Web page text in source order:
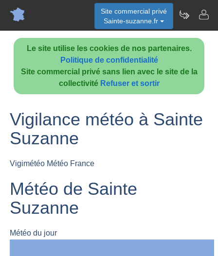
Le site utilise les cookies de nos partenaires.
Politique de confidentialité
Site commercial privé sans lien avec le site de la
collectivité Refuser et sortir
Site commercial privé
Sainte-suzanne.fr
Vigilance météo à Sainte
Suzanne
Vigimétéo Météo France
Météo de Sainte
Suzanne
Météo du jour